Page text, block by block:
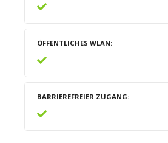
ÖFFENTLICHES WLAN
BARRIEREFREIER ZUGANG